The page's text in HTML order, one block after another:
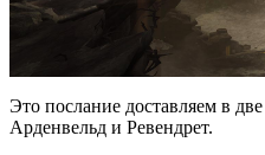
Это послание доставляем в
Арденвельд и Ревендрет.